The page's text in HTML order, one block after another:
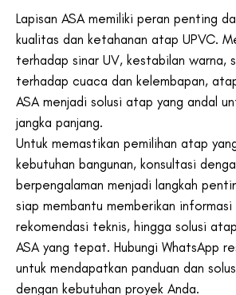
Lapisan ASA memiliki peran penting
kualitas dan ketahanan atap UPVC.
terhadap sinar UV, kestabilan warna,
terhadap cuaca dan kelembapan,
ASA menjadi solusi atap yang andal
jangka panjang.
Untuk memastikan pemilihan atap
kebutuhan bangunan, konsultasi
berpengalaman menjadi langkah
siap membantu memberikan informasi
rekomendasi teknis, hingga solusi
ASA yang tepat. Hubungi WhatsApp
untuk mendapatkan panduan dan
dengan kebutuhan proyek Anda.